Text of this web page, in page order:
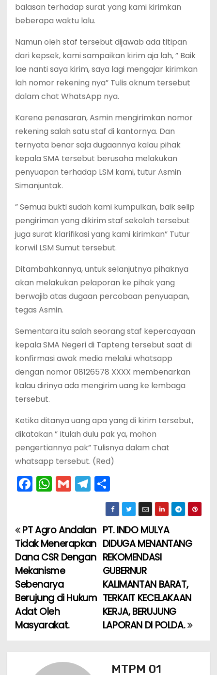
balasan terhadap surat yang kami kirimkan
beberapa waktu lalu.
Namun oleh staf tersebut dijawab ada titipan
dari kepsek, kami sampaikan kirim aja lah, ” Baik
lae nanti saya kirim, saya lagi mengajar kirimkan
lah nomor rekening nya” Tulis oknum tersebut
dalam chat WhatsApp nya.
Karena penasaran, Asmin mengirimkan nomor
rekening salah satu staf di kantornya. Dan
ternyata benar saja dugaannya kalau pihak
kepala SMA tersebut berusaha melakukan
penyuapan terhadap LSM kami, tutur Asmin
Simanjuntak.
” Semua bukti sudah kami kumpulkan, baik selip
pengiriman yang dikirim staf sekolah tersebut
juga surat klarifikasi yang kami kirimkan” Tutur
korwil LSM Sumut tersebut.
Ditambahkannya, untuk selanjutnya pihaknya
akan melakukan pelaporan ke pihak yang
berwajib atas dugaan percobaan penyuapan,
tegas Asmin.
Sementara itu salah seorang staf kepercayaan
kepala SMA Negeri di Tapteng tersebut saat di
konfirmasi awak media melalui whatsapp
dengan nomor 08126578 XXXX membenarkan
kalau dirinya ada mengirim uang ke lembaga
tersebut.
Ketika ditanya uang apa yang di kirim tersebut,
dikatakan ” Itulah dulu pak ya, mohon
pengertiannya pak” Tulisnya dalam chat
whatsapp tersebut. (Red)
F
a
e
b
o
o
k
W
h
ts
A
p
p
G
m
l
T
el
gr
a
m
h
ar
e
N
a
v
i
g
s
PT. INDO MULYA
DIDUGA MENANTANG
REKOMENDASI
GUBERNUR
KALIMANTAN BARAT,
TERKAIT KECELAKAAN
KERJA, BERUJUNG
LAPORAN DI POLDA.
PT Agro Andalan
Tidak Menerapkan
Dana CSR Dengan
Mekanisme
Sebenarya
Berujung di Hukum
Adat Oleh
Masyarakat.
MTPM 01